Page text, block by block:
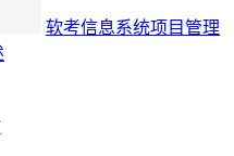
软考信息系统项目管理